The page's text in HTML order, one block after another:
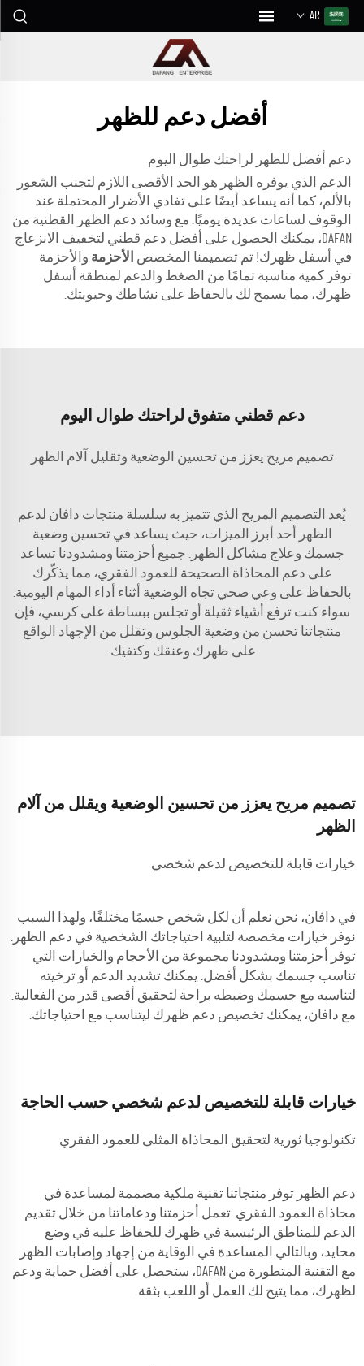
AR
أفضل دعم للظهر
دعم أفضل للظهر لراحتك طوال اليوم
الدعم الذي يوفره الظهر هو الحد الأقصى اللازم لتجنب الشعور
بالألم، كما أنه يساعد أيضًا على تفادي الأضرار المحتملة عند
الوقوف لساعات عديدة يوميًا. مع وسائد دعم الظهر القطنية من
DAFAN، يمكنك الحصول على أفضل دعم قطني لتخفيف الانزعاج
في أسفل ظهرك! تم تصميمنا المخصص الأحزمة والأحزمة
توفر كمية مناسبة تمامًا من الضغط والدعم لمنطقة أسفل
ظهرك، مما يسمح لك بالحفاظ على نشاطك وحيويتك.
دعم قطني متفوق لراحتك طوال اليوم
تصميم مريح يعزز من تحسين الوضعية وتقليل آلام الظهر
يُعد التصميم المريح الذي تتميز به سلسلة منتجات دافان لدعم
الظهر أحد أبرز الميزات، حيث يساعد في تحسين وضعية
جسمك وعلاج مشاكل الظهر. جميع أحزمتنا ومشدودنا تساعد
على دعم المحاذاة الصحيحة للعمود الفقري، مما يذكّرك
بالحفاظ على وعي صحي تجاه الوضعية أثناء أداء المهام اليومية.
سواء كنت ترفع أشياء ثقيلة أو تجلس ببساطة على كرسي، فإن
منتجاتنا تحسن من وضعية الجلوس وتقلل من الإجهاد الواقع
على ظهرك وعنقك وكتفيك.
تصميم مريح يعزز من تحسين الوضعية ويقلل من آلام
الظهر
خيارات قابلة للتخصيص لدعم شخصي
في دافان، نحن نعلم أن لكل شخص جسمًا مختلفًا، ولهذا السبب
نوفر خيارات مخصصة لتلبية احتياجاتك الشخصية في دعم الظهر.
توفر أحزمتنا ومشدودنا مجموعة من الأحجام والخيارات التي
تناسب جسمك بشكل أفضل. يمكنك تشديد الدعم أو ترخيته
لتناسبه مع جسمك وضبطه براحة لتحقيق أقصى قدر من الفعالية.
مع دافان، يمكنك تخصيص دعم ظهرك ليتناسب مع احتياجاتك.
خيارات قابلة للتخصيص لدعم شخصي حسب الحاجة
تكنولوجيا ثورية لتحقيق المحاذاة المثلى للعمود الفقري
دعم الظهر توفر منتجاتنا تقنية ملكية مصممة لمساعدة في
محاذاة العمود الفقري. تعمل أحزمتنا ودعاماتنا من خلال تقديم
الدعم للمناطق الرئيسية في ظهرك للحفاظ عليه في وضع
محايد، وبالتالي المساعدة في الوقاية من إجهاد وإصابات الظهر.
مع التقنية المتطورة من DAFAN، ستحصل على أفضل حماية ودعم
لظهرك، مما يتيح لك العمل أو اللعب بثقة.